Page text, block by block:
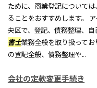
ために、商業登記について
ることをおすすめします。
央区で、登記、債務整理、自
書士業務全般を取り扱って
の登記全般、債務整理や...
会社の定款変更手続き